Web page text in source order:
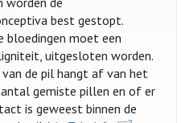
best gestopt.
bloedingen moet een
uitgesloten worden.
de pil hangt af van het
gemiste pillen en of er
is geweest binnen de